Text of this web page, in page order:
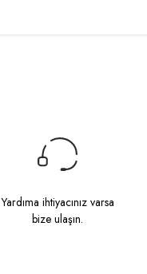
Yardıma ihtiyacınız varsa
bize ulaşın.